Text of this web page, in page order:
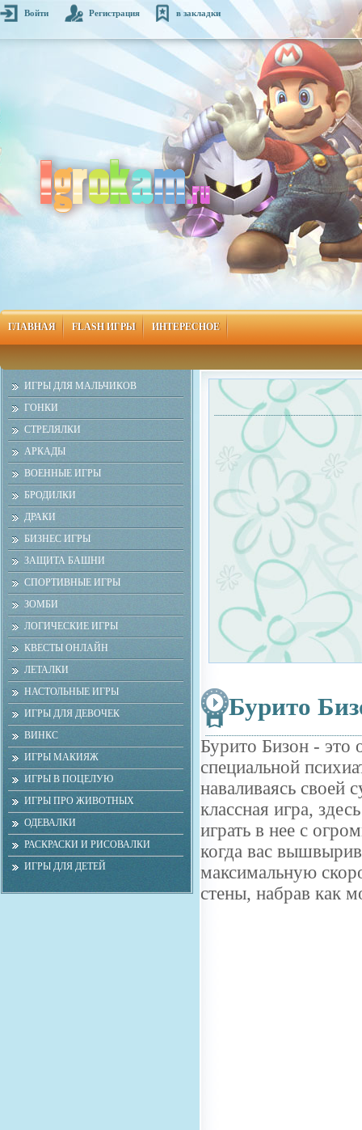
Войти Регистрация в закладки
ГЛАВНАЯ FLASH ИГРЫ ИНТЕРЕСНОЕ
ИГРЫ ДЛЯ МАЛЬЧИКОВ
ГОНКИ
СТРЕЛЯЛКИ
АРКАДЫ
ВОЕННЫЕ ИГРЫ
БРОДИЛКИ
ДРАКИ
БИЗНЕС ИГРЫ
ЗАЩИТА БАШНИ
СПОРТИВНЫЕ ИГРЫ
ЗОМБИ
ЛОГИЧЕСКИЕ ИГРЫ
КВЕСТЫ ОНЛАЙН
ЛЕТАЛКИ
НАСТОЛЬНЫЕ ИГРЫ
ИГРЫ ДЛЯ ДЕВОЧЕК
ВИНКС
ИГРЫ МАКИЯЖ
ИГРЫ В ПОЦЕЛУЮ
ИГРЫ ПРО ЖИВОТНЫХ
ОДЕВАЛКИ
РАСКРАСКИ И РИСОВАЛКИ
ИГРЫ ДЛЯ ДЕТЕЙ
Бурито
Бурито Бизон - это
специальной
наваливаясь своей
классная игра,
играть в нее с
когда вас
максимальную
стены, набрав как